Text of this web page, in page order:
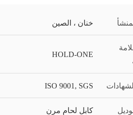
خنان ، الصين
HOLD-ONE
ISO 9001, SGS
كابل لحام مرن